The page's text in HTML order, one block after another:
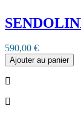
590,00 €
Ajouter au panier